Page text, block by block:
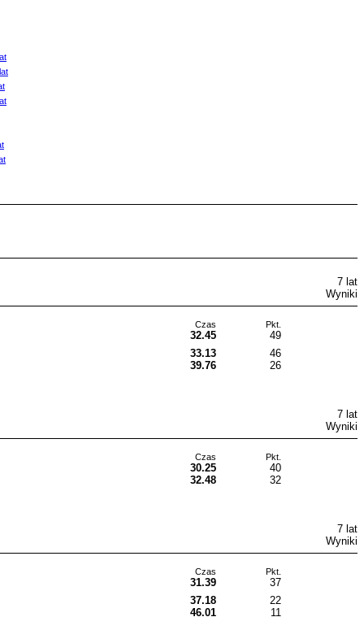
7 lat
Wyniki
Czas Pkt.
32.45
49
33.13
46
39.76
26
7 lat
Wyniki
Czas Pkt.
30.25
40
32.48
32
7 lat
Wyniki
Czas Pkt.
31.39
37
37.18
22
46.01
11